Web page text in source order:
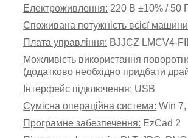
Електроживлення: 220 В ±10% / 50
Споживана потужність всієї
Плата управління: BJJCZ LMCV4-
Можливість використання
(додатково необхідно придбати
Інтерфейс підключення: USB
Сумісна операційна система: Win 7,
Програмне забезпечення: EzCad 2